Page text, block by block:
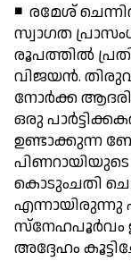
◾ രമേശ്
സ്വാഗത
രൂപത്തില്‍
വിജയന്‍.
നോര്‍ക്ക
ഒരു
ഉണ്ടാക്കുന്ന
കൊടുംചതി
എന്നായിരുന്നു
സ്‌നേഹപൂര്‍വം
അദ്ദേഹം